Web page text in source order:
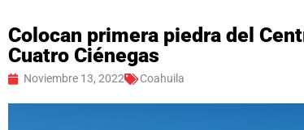
Colocan primera piedra del
Cuatro Ciénegas
Noviembre 13, 2022 Coahuila